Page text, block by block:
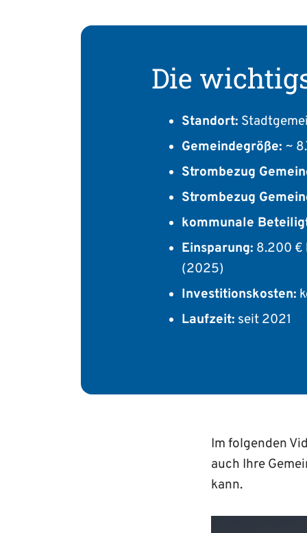
Die
Standort:
Gemeindegröße: ~
Strombezug
Strombezug
kommunale
Einsparung: 8.200 €
(2025)
Investitionskosten:
Laufzeit: seit 2021
Im folgenden
auch Ihre
kann.